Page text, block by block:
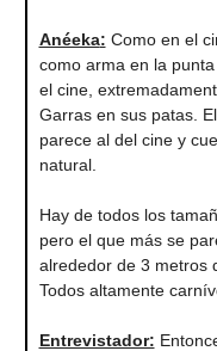
Anéeka: Como en el
como arma en la
el cine,
Garras en sus patas.
parece al del cine y
natural.
Hay de todos los
pero el que más se
alrededor de 3 metros
Todos altamente
Entrevistador: